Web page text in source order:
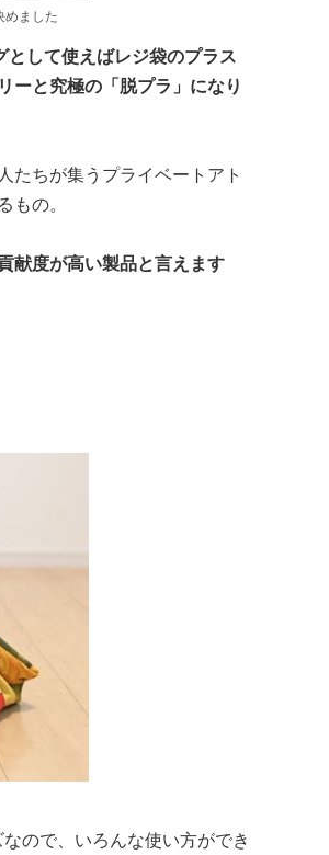
めました
として使えばレジ袋のプラス
ーと究極の「脱プラ」になり
たちが集うプライベートアト
もの。
献度が高い製品と言えます
ので、いろんな使い方ができ